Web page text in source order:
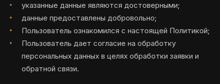
указанные данные являются достоверными;
данные предоставлены добровольно;
Пользователь ознакомился с настоящей Политикой;
Пользователь дает согласие на обработку
персональных данных в целях обработки заявки и
обратной связи.